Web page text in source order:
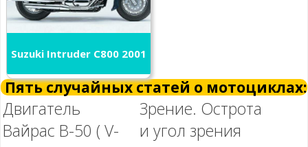
Suzuki Intruder C800 2001
Пять случайных статей о мотоциклах:
Двигатель
Вайрас В-50 ( V-
Зрение. Острота
и угол зрения